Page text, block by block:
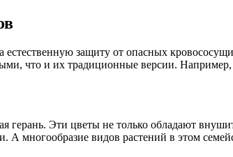
естественную защиту от опасных
что и их традиционные версии.
Эти цветы не только обладают
А многообразие видов растений в этом